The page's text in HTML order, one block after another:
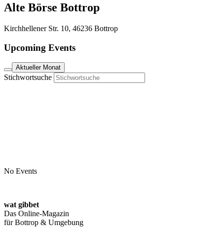
Alte Börse Bottrop
Kirchhellener Str. 10, 46236 Bottrop
Upcoming Events
Aktueller Monat
Stichwortsuche
No Events
wat gibbet
Das Online-Magazin
für Bottrop & Umgebung